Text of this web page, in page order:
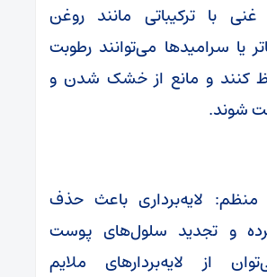
با ترکیباتی مانند روغن
یا سرامیدها می‌توانند رطوبت
کنند و مانع از خشک شدن و
شوند.
منظم: لایه‌برداری باعث حذف
و تجدید سلول‌های پوست
از لایه‌بردارهای ملایم